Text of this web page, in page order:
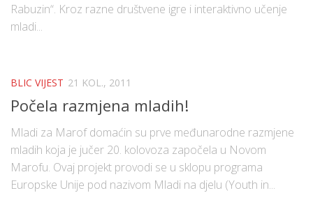
Rabuzin“. Kroz razne društvene igre i interaktivno učenje
mladi...
BLIC VIJEST 21 KOL., 2011
Počela razmjena mladih!
Mladi za Marof domaćin su prve međunarodne razmjene
mladih koja je jučer 20. kolovoza započela u Novom
Marofu. Ovaj projekt provodi se u sklopu programa
Europske Unije pod nazivom Mladi na djelu (Youth in...